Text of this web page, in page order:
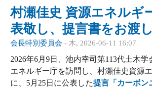
村瀬佳史 資源エネルギ
表敬し、提言書をお渡
会長特別委員会 - 木, 2026-06-11 16:07
2026年6月9日、池内幸司第113代土木
エネルギー庁を訪問し、村瀬佳史資源
に、5月25日に公表した提言「カーボン